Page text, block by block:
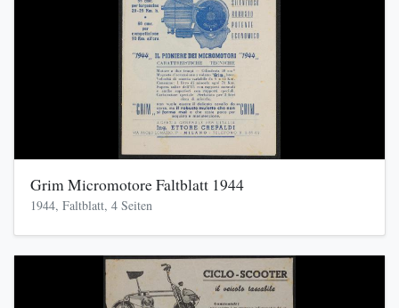
Grim Micromotore Faltblatt 1944
1944, Faltblatt, 4 Seiten